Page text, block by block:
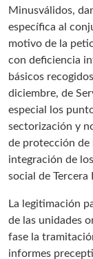
Minusválidos,
específica al
motivo de la
con deficiencia
básicos
diciembre, de
especial los
sectorización y
de protección de
integración de
social de Tercera
La legitimación
de las unidades
fase la
informes